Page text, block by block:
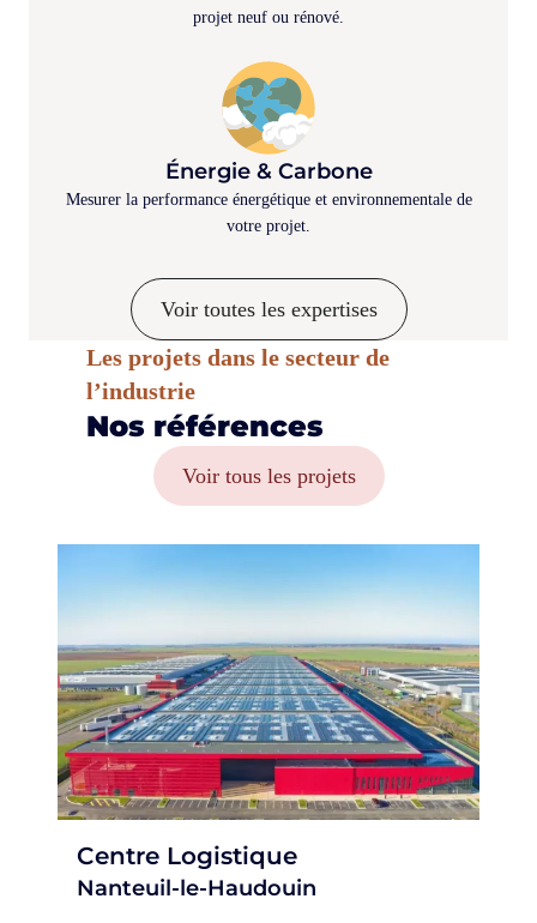
projet neuf ou rénové.
Énergie & Carbone
Mesurer la performance énergétique et environnementale de
votre projet.
Voir toutes les expertises
Les projets dans le secteur de
l’industrie
Nos références
Voir tous les projets
Centre Logistique
Nanteuil-le-Haudouin